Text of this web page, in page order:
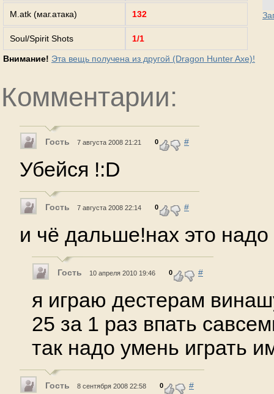
M.atk (маг.атака) 132
Soul/Spirit Shots 1/1
Внимание! Эта вещь получена из другой (Dragon Hunter Axe)!
Комментарии:
Гость 7 августа 2008 21:21 0 #
Убейся !:D
Гость 7 августа 2008 22:14 0 #
и чё дальше!нах это надо
Гость 10 апреля 2010 19:46 0 #
я играю дестерам
25 за 1 раз впать
так надо умень играть
Гость 8 сентября 2008 22:58 0 #